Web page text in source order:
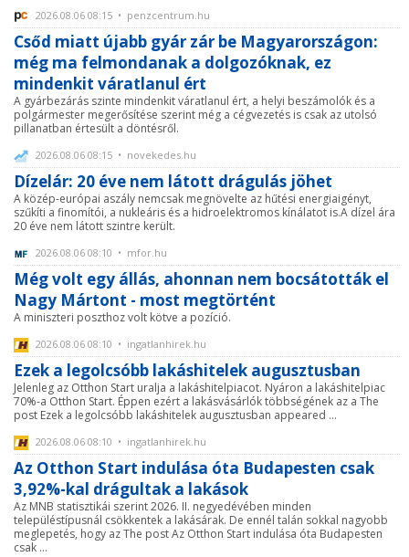
2026.08.06 08:15 • penzcentrum.hu
Csőd miatt újabb gyár zár be Magyarországon:
még ma felmondanak a dolgozóknak, ez
mindenkit váratlanul ért
A gyárbezárás szinte mindenkit váratlanul ért, a helyi beszámolók és a
polgármester megerősítése szerint még a cégvezetés is csak az utolsó
pillanatban értesült a döntésről.
2026.08.06 08:15 • novekedes.hu
Dízelár: 20 éve nem látott drágulás jöhet
A közép-európai aszály nemcsak megnövelte az hűtési energiaigényt,
szűkíti a finomítói, a nukleáris és a hidroelektromos kínálatot is.A dízel ára
20 éve nem látott szintre került.
2026.08.06 08:10 • mfor.hu
Még volt egy állás, ahonnan nem bocsátották el
Nagy Mártont - most megtörtént
A miniszteri poszthoz volt kötve a pozíció.
2026.08.06 08:10 • ingatlanhirek.hu
Ezek a legolcsóbb lakáshitelek augusztusban
Jelenleg az Otthon Start uralja a lakáshitelpiacot. Nyáron a lakáshitelpiac
70%-a Otthon Start. Éppen ezért a lakásvásárlók többségének az a The
post Ezek a legolcsóbb lakáshitelek augusztusban appeared ...
2026.08.06 08:10 • ingatlanhirek.hu
Az Otthon Start indulása óta Budapesten csak
3,92%-kal drágultak a lakások
Az MNB statisztikái szerint 2026. II. negyedévében minden
településtípusnál csökkentek a lakásárak. De ennél talán sokkal nagyobb
meglepetés, hogy az The post Az Otthon Start indulása óta Budapesten
csak ...